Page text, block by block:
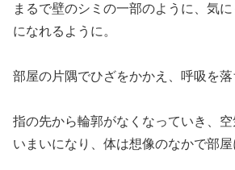
まるで壁のシミの一部のように、気
になれるように。
部屋の片隅でひざをかかえ、呼吸を落
指の先から輪郭がなくなっていき、
いまいになり、体は想像のなかで部屋